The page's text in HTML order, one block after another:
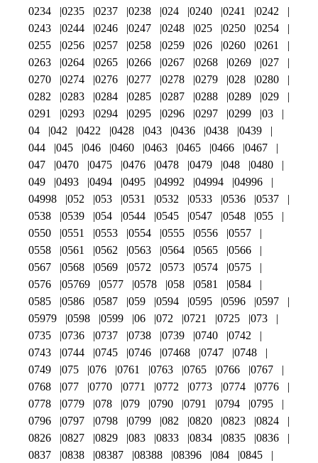
0234
0235 0237 0238 024 0240 0241
0242
0243
0244 0246 0247 0248 025 0250
0254
0255
0256 0257 0258 0259 026 0260
0261
0263
0264 0265 0266 0267 0268 0269
027
0270
0274 0276 0277 0278 0279 028
0280
0282
0283 0284 0285 0287 0288 0289
029
0291
0293 0294 0295 0296 0297 0299
03
04
042 0422 0428 043 0436 0438
0439
044
045 046 0460 0463 0465 0466
0467
047
0470 0475 0476 0478 0479 048
0480
049
0493 0494 0495 04992 04994
04996
04998
052 053 0531 0532 0533 0536
0537
0538
0539 054 0544 0545 0547 0548
055
0550
0551 0553 0554 0555 0556
0557
0558
0561 0562 0563 0564 0565
0566
0567
0568 0569 0572 0573 0574
0575
0576
05769 0577 0578 058 0581
0584
0585
0586 0587 059 0594 0595 0596
0597
05979
0598 0599 06 072 0721 0725
073
0735
0736 0737 0738 0739 0740
0742
0743
0744 0745 0746 07468 0747
0748
0749
075 076 0761 0763 0765 0766
0767
0768
077 0770 0771 0772 0773 0774
0776
0778
0779 078 079 0790 0791 0794
0795
0796
0797 0798 0799 082 0820 0823
0824
0826
0827 0829 083 0833 0834 0835
0836
0837
0838 08387 08388 08396 084
0845